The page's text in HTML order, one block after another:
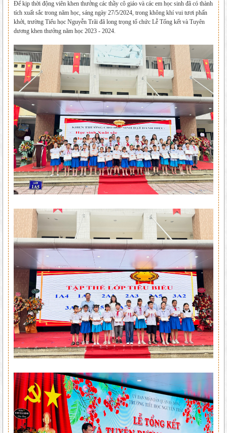
Để kịp thời động viên khen thưởng các thầy cô giáo và các em học sinh đã có thành
tích xuất sắc trong năm học, sáng ngày 27/5/2024, trong không khí vui tươi phấn
khởi, trường Tiểu học Nguyễn Trãi đã long trọng tổ chức Lễ Tổng kết và Tuyên
dương khen thưởng năm học 2023 - 2024.